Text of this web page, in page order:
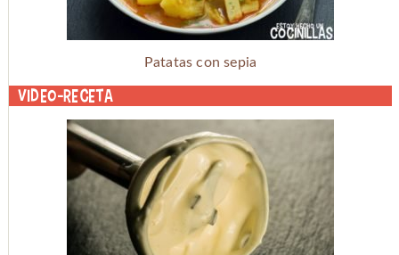
Patatas con sepia
Video-receta